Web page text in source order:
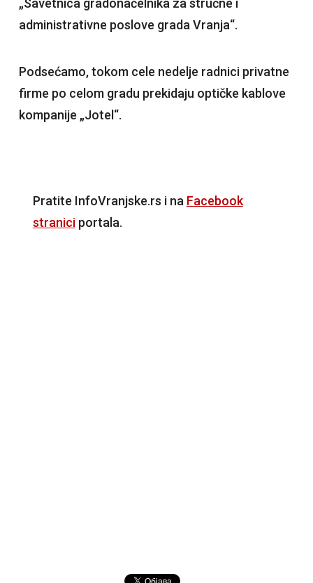
„Savetnica gradonačelnika za stručne i
administrativne poslove grada Vranja“.
Podsećamo, tokom cele nedelje radnici privatne
firme po celom gradu prekidaju optičke kablove
kompanije „Jotel“.
Pratite InfoVranjske.rs i na Facebook
straniciportala.